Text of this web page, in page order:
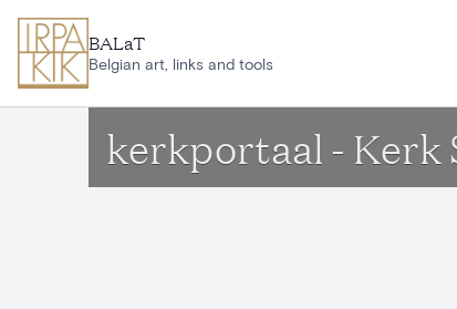
BALaT
Belgian art, links and tools
kerkportaal -